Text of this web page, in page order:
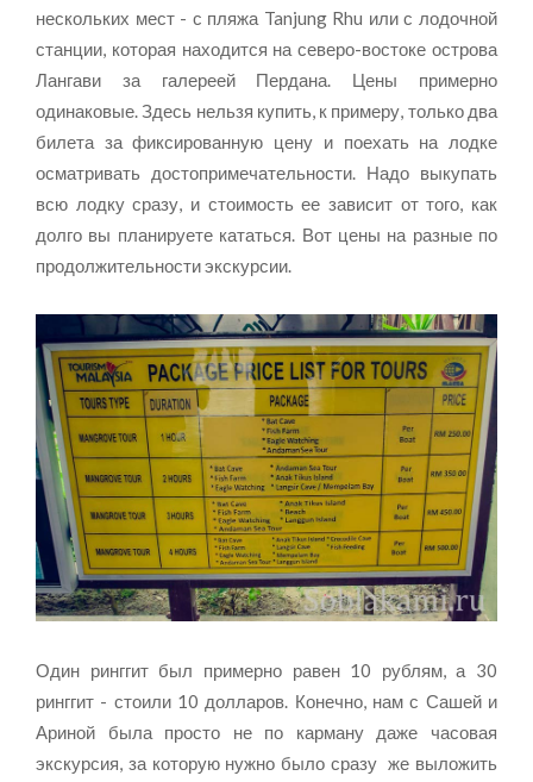
нескольких мест - с пляжа Tanjung Rhu или с лодочной
станции, которая находится на северо-востоке острова
Лангави за галереей Пердана. Цены примерно
одинаковые. Здесь нельзя купить, к примеру, только два
билета за фиксированную цену и поехать на лодке
осматривать достопримечательности. Надо выкупать
всю лодку сразу, и стоимость ее зависит от того, как
долго вы планируете кататься. Вот цены на разные по
продолжительности экскурсии.
Один ринггит был примерно равен 10 рублям, а 30
ринггит - стоили 10 долларов. Конечно, нам с Сашей и
Ариной была просто не по карману даже часовая
экскурсия, за которую нужно было сразу же выложить